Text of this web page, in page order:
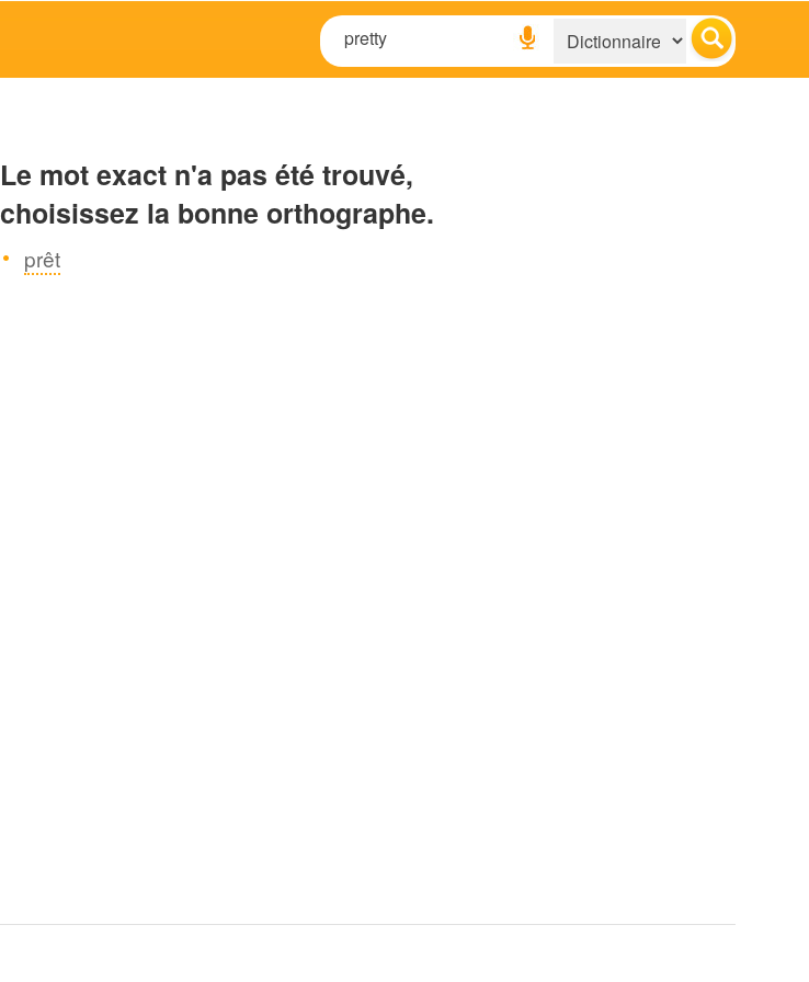
Le mot exact n'a pas été trouvé,
choisissez la bonne orthographe.
prêt